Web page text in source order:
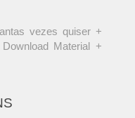
vezes quiser +
Material +